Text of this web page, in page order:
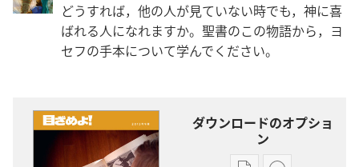
どうすれば，他の人が見ていない時でも，神に喜
ばれる人になれますか。聖書のこの物語から，ヨ
セフの手本について学んでください。
ダウンロードのオプショ
ン